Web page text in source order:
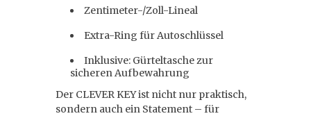
Zentimeter-/Zoll-Lineal
Extra-Ring für Autoschlüssel
Inklusive: Gürteltasche zur
sicheren Aufbewahrung
Der CLEVER KEY ist nicht nur praktisch,
sondern auch ein Statement – für